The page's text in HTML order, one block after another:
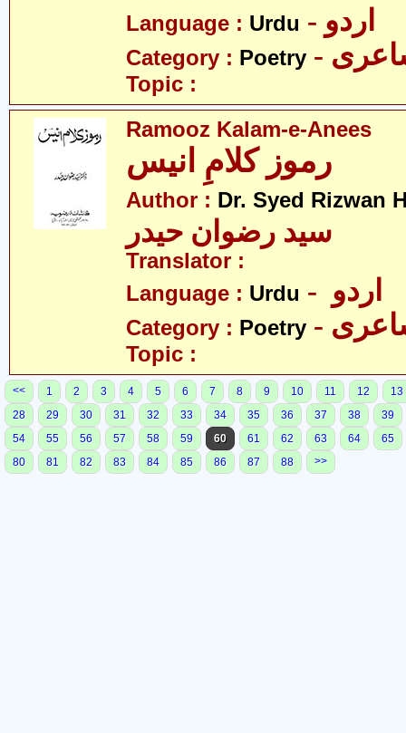
Language : Urdu - اردو
Category : Poetry
Topic :
Ramooz Kalam-e-Anees
رموز کلامِ انیس
Author : Dr. Syed Rizwan
سید رضوان حیدر
Translator :
Language : Urdu
Category : Poetry
Topic :
<< 1 2 3 4 5 6 7 8 9 10 11 12
13
28
29 30 31 32 33 34 35 36 37 38
39
54
55 56 57 58 59 60 61 62 63 64
65
80
81 82 83 84 85 86 87 88 >>